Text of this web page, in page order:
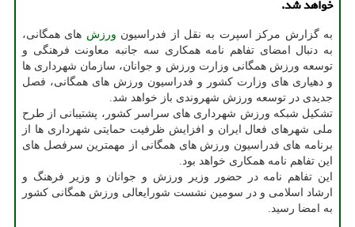
خواهد شد.
به گزارش مرکز اسپرت به نقل از فدراسیون ورزش های همگانی،
به دنبال امضای تفاهم نامه همکاری سه جانبه معاونت فرهنگی و
توسعه ورزش همگانی وزارت ورزش و جوانان، سازمان شهرداری ها
و دهیاری های وزارت کشور و فدراسیون ورزش های همگانی، فصل
جدیدی در توسعه ورزش شهروندی باز خواهد شد.
تشکیل شبکه ورزش شهرداری های سراسر کشور، پشتیبانی از طرح
ملی شهرهای فعال ایران و افزایش ظرفیت حمایتی شهرداری ها از
برنامه های فدراسیون ورزش های همگانی از مهمترین سرفصل های
این تفاهم نامه همکاری خواهد بود.
این تفاهم نامه در حضور وزیر ورزش و جوانان و وزیر فرهنگ و
ارشاد اسلامی و در سومین نشست شورایعالی ورزش همگانی کشور
به امضا رسید.